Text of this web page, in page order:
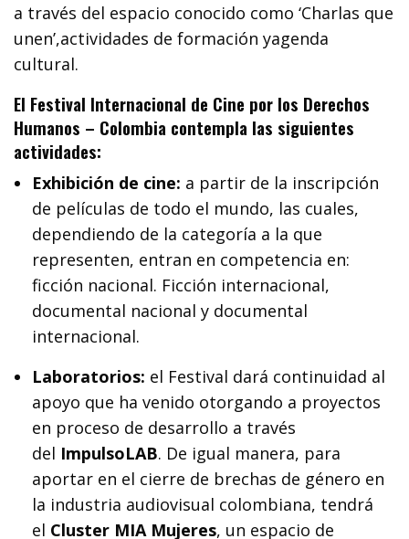
a través del espacio conocido como ‘Charlas que
unen’,actividades de formación yagenda
cultural.
El Festival Internacional de Cine por los Derechos
Humanos – Colombia contempla las siguientes
actividades:
Exhibición de cine: a partir de la inscripción
de películas de todo el mundo, las cuales,
dependiendo de la categoría a la que
representen, entran en competencia en:
ficción nacional. Ficción internacional,
documental nacional y documental
internacional.
Laboratorios: el Festival dará continuidad al
apoyo que ha venido otorgando a proyectos
en proceso de desarrollo a través
del ImpulsoLAB. De igual manera, para
aportar en el cierre de brechas de género en
la industria audiovisual colombiana, tendrá
el Cluster MIA Mujeres, un espacio de